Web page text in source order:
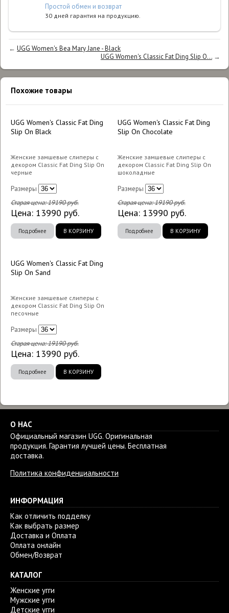
Простой обмен и возврат
30 дней гарантия на продукцию.
←UGG Women's Bea Mary Jane - Black
UGG Women's Classic Fat Ding Slip O...→
Похожие товары
UGG Women's Classic Fat Ding
Slip On Black
Женские замшевые слиперы с
декором Classic Fat Ding Slip On
черные
Размеры
Старая цена:19190руб.
Цена: 13990 руб.
Подробнее В КОРЗИНУ
UGG Women's Classic Fat Ding
Slip On Chocolate
Женские замшевые слиперы с
декором Classic Fat Ding Slip On
шоколадные
Размеры
Старая цена:19190руб.
Цена: 13990 руб.
Подробнее В КОРЗИНУ
UGG Women's Classic Fat Ding
Slip On Sand
Женские замшевые слиперы с
декором Classic Fat Ding Slip On
песочные
Размеры
Старая цена:19190руб.
Цена: 13990 руб.
Подробнее В КОРЗИНУ
О НАС
Официальный магазин UGG. Оригинальная
продукция. Гарантия лучшей цены. Бесплатная
доставка.
Политика конфиденциальности
ИНФОРМАЦИЯ
Как отличить подделку
Как выбрать размер
Доставка и Оплата
Оплата онлайн
Обмен/Возврат
КАТАЛОГ
Женские угги
Мужские угги
Детские угги